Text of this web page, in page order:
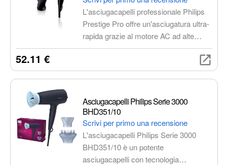
L'asciugacapelli professionale Philips
Prestige Pro offre un'asciugatura ultra-
rapida grazie al motore AC ad alte
prestazioni. La tecnologia ionica
l'impostazione ThermoProtect
Include concentratori per uno styling
preciso e brillante.
52.11 €
Asciugacapelli Philips Serie 3000
BHD351/10
Scrivi per primo una recensione
L'asciugacapelli Philips Serie 3000
BHD351/10 è un potente
asciugacapelli con tecnologia